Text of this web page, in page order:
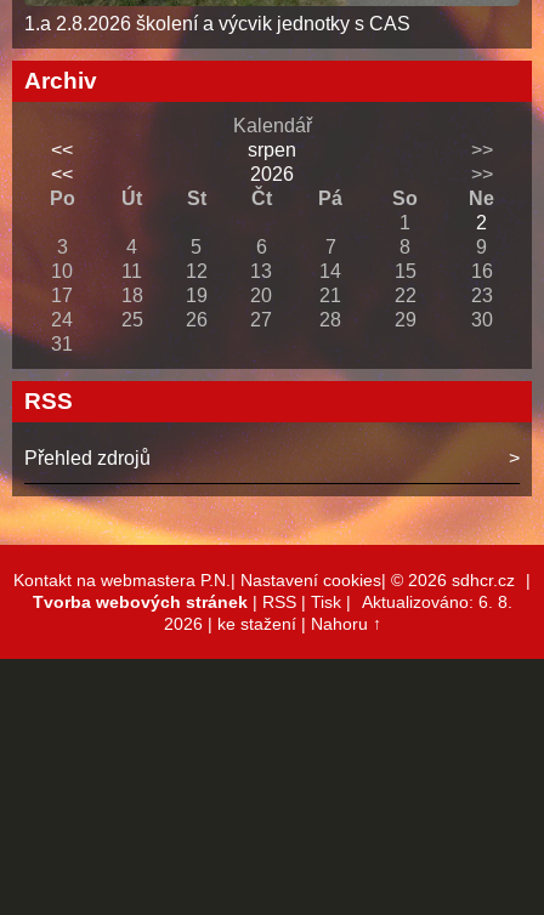
1.a 2.8.2026 školení a výcvik jednotky s CAS
Archiv
Kalendář
<<
srpen
>>
<<
2026
>>
Po
Út St Čt Pá So
Ne
1
2
3
4 5 6 7 8
9
10
11 12 13 14 15
16
17
18 19 20 21 22
23
24
25 26 27 28 29
30
31
RSS
Přehled zdrojů
Kontakt na webmastera P.N.| Nastavení cookies| © 2026 sdhcr.cz
|
Tvorba webových stránek| RSS| Tisk|
Aktualizováno: 6. 8.
2026 | ke stažení | Nahoru ↑